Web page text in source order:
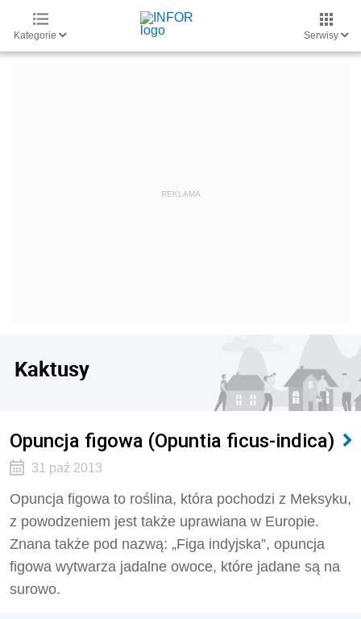
Kategorie Serwisy
Kaktusy
Opuncja figowa (Opuntia ficus-indica)
31 paź 2013
Opuncja figowa to roślina, która pochodzi z Meksyku,
z powodzeniem jest także uprawiana w Europie.
Znana także pod nazwą: „Figa indyjska”, opuncja
figowa wytwarza jadalne owoce, które jadane są na
surowo.